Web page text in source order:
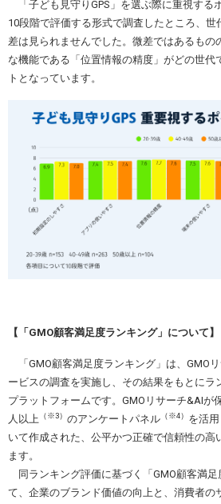
「子ども見守りGPS」を選ぶ際に重視する
10段階で評価する形式で調査したところ、世
差は見られませんでした。微差ではあるもの
な機能である「位置情報の精度」がどの世代
トとなっています。
【「GMO顧客満足度ランキング」について】
「GMO顧客満足度ランキング」は、GMO
ービスの調査を実施し、その結果をもとにラ
プラットフォームです。GMOリサーチ&AIが
人以上 （※3） のアンケートパネル （※4） を活
いて作成された、公平かつ正確で信頼性の高
ます。
同ランキング評価に基づく「GMO顧客満足
て、企業のブランド価値の向上と、消費者の